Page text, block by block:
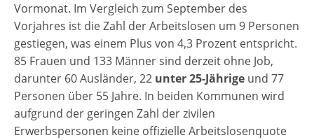
Vormonat. Im Vergleich zum September des
Vorjahres ist die Zahl der Arbeitslosen um 9 Personen
gestiegen, was einem Plus von 4,3 Prozent entspricht.
85 Frauen und 133 Männer sind derzeit ohne Job,
darunter 60 Ausländer, 22 unter 25-Jährige und 77
Personen über 55 Jahre. In beiden Kommunen wird
aufgrund der geringen Zahl der zivilen
Erwerbspersonen keine offizielle Arbeitslosenquote